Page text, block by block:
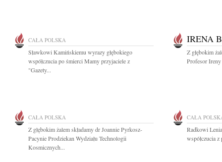
CAŁA POLSKA
Sławkowi Kamińskiemu wyrazy głębokiego
współczucia po śmierci Mamy przyjaciele z
"Gazety...
IRENA
Z głębokim
Profesor Ireny
CAŁA POLSKA
Z głębokim żalem składamy dr Joannie Pyrkosz-
Pacynie Prodziekan Wydziału Technologii
Kosmicznych...
CAŁA
Radkowi
współczucia